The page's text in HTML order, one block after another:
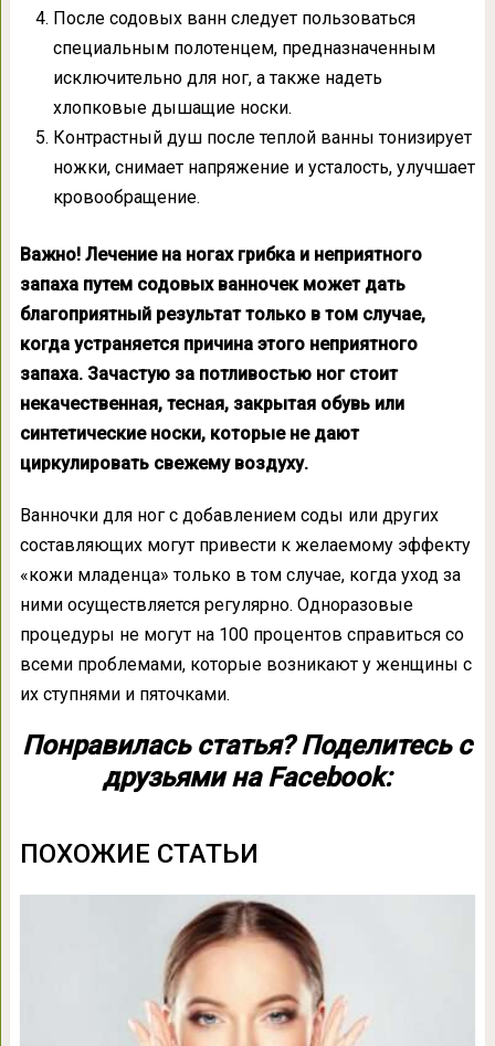
После содовых ванн следует пользоваться
специальным полотенцем, предназначенным
исключительно для ног, а также надеть
хлопковые дышащие носки.
Контрастный душ после теплой ванны тонизирует
ножки, снимает напряжение и усталость, улучшает
кровообращение.
Важно! Лечение на ногах грибка и неприятного
запаха путем содовых ванночек может дать
благоприятный результат только в том случае,
когда устраняется причина этого неприятного
запаха. Зачастую за потливостью ног стоит
некачественная, тесная, закрытая обувь или
синтетические носки, которые не дают
циркулировать свежему воздуху.
Ванночки для ног с добавлением соды или других
составляющих могут привести к желаемому эффекту
«кожи младенца» только в том случае, когда уход за
ними осуществляется регулярно. Одноразовые
процедуры не могут на 100 процентов справиться со
всеми проблемами, которые возникают у женщины с
их ступнями и пяточками.
Понравилась статья? Поделитесь с
друзьями на Facebook:
ПОХОЖИЕ СТАТЬИ